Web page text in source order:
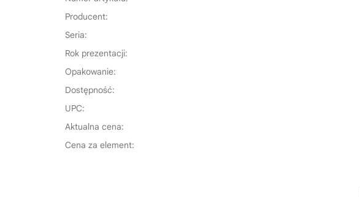
Producent:
Seria:
Rok prezentacji:
Opakowanie:
Dostępność:
UPC:
Aktualna cena:
Cena za element: